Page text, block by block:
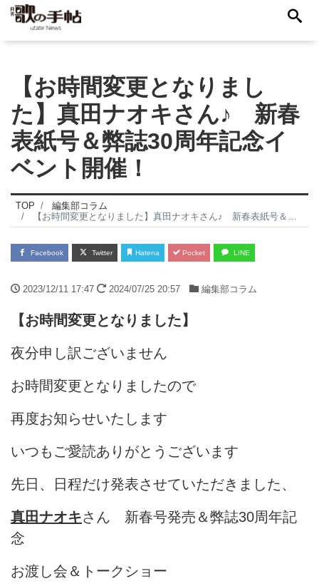
【お時間変更となりまし
た】真田ナオキさん♪ 新春
表紙号＆弊誌30周年記念イ
ベント開催！
TOP
編集部コラム
【お時間変更となりました】真田ナオキさん♪ 新春表紙号＆弊誌30周年記念イベント開催！
Facebook Twitter Hatena Pocket LINE
2023/12/11 17:47 2024/07/25 20:57 編集部コラム
【お時間変更となりました】
夜分申し訳ございません
お時間変更となりましたので
再度お知らせいたします
いつもご愛読ありがとうございます
先日、日程だけ発表させていただきました、
真田ナオキさん 新春号発売＆弊誌30周年記
念
お渡し会＆トークショー